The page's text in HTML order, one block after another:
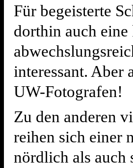
Für begeisterte
dorthin auch
interessant. Aber
UW-Fotografen!
Zu den anderen
reihen sich einer
nördlich als auch